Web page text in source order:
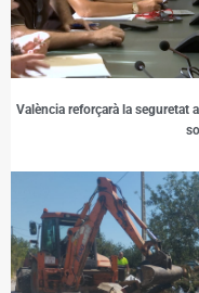
València reforçarà la seguretat